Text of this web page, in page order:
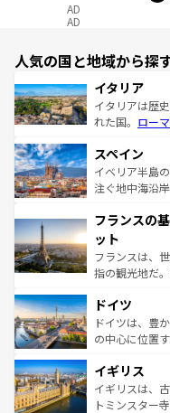
AD
AD
人気の国と地域から探
イタリア
イタリアは歴
れた国。 ローマ
ろん、トスカ
景など、自然
ピザやパスタ
ませてくれる
なお、新着の
しい。
スペイン
イベリア半島
注ぐ地中海沿
文化が根付く
れる闘牛、そ
る。首都マド
アートに溢れ
せる。地方に
ンテンツ一覧
フランスの
ット
フランスは、
指の観光地だ
で、幅広い魅
聖堂、美しい
から魅了する
いる。シャン
香り高いラベ
らに、パリ以
ドイツ
ドイツは、豊
の中心に位置
顔を持つこの
ルリンの文化
してライン川
イギリス
イギリスは、
トミンスター